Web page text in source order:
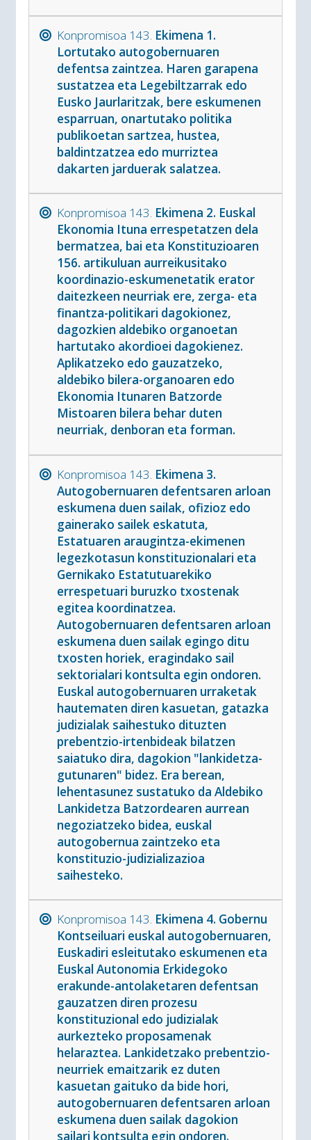
Konpromisoa 143. Ekimena 1.
Lortutako autogobernuaren
defentsa zaintzea. Haren garapena
sustatzea eta Legebiltzarrak edo
Eusko Jaurlaritzak, bere eskumenen
esparruan, onartutako politika
publikoetan sartzea, hustea,
baldintzatzea edo murriztea
dakarten jarduerak salatzea.
Konpromisoa 143. Ekimena 2. Euskal
Ekonomia Ituna errespetatzen dela
bermatzea, bai eta Konstituzioaren
156. artikuluan aurreikusitako
koordinazio-eskumenetatik erator
daitezkeen neurriak ere, zerga- eta
finantza-politikari dagokionez,
dagozkien aldebiko organoetan
hartutako akordioei dagokienez.
Aplikatzeko edo gauzatzeko,
aldebiko bilera-organoaren edo
Ekonomia Itunaren Batzorde
Mistoaren bilera behar duten
neurriak, denboran eta forman.
Konpromisoa 143. Ekimena 3.
Autogobernuaren defentsaren arloan
eskumena duen sailak, ofizioz edo
gainerako sailek eskatuta,
Estatuaren araugintza-ekimenen
legezkotasun konstituzionalari eta
Gernikako Estatutuarekiko
errespetuari buruzko txostenak
egitea koordinatzea.
Autogobernuaren defentsaren arloan
eskumena duen sailak egingo ditu
txosten horiek, eragindako sail
sektorialari kontsulta egin ondoren.
Euskal autogobernuaren urraketak
hautematen diren kasuetan, gatazka
judizialak saihestuko dituzten
prebentzio-irtenbideak bilatzen
saiatuko dira, dagokion "lankidetza-
gutunaren" bidez. Era berean,
lehentasunez sustatuko da Aldebiko
Lankidetza Batzordearen aurrean
negoziatzeko bidea, euskal
autogobernua zaintzeko eta
konstituzio-judizializazioa
saihesteko.
Konpromisoa 143. Ekimena 4. Gobernu
Kontseiluari euskal autogobernuaren,
Euskadiri esleitutako eskumenen eta
Euskal Autonomia Erkidegoko
erakunde-antolaketaren defentsan
gauzatzen diren prozesu
konstituzional edo judizialak
aurkezteko proposamenak
helaraztea. Lankidetzako prebentzio-
neurriek emaitzarik ez duten
kasuetan gaituko da bide hori,
autogobernuaren defentsaren arloan
eskumena duen sailak dagokion
sailari kontsulta egin ondoren.